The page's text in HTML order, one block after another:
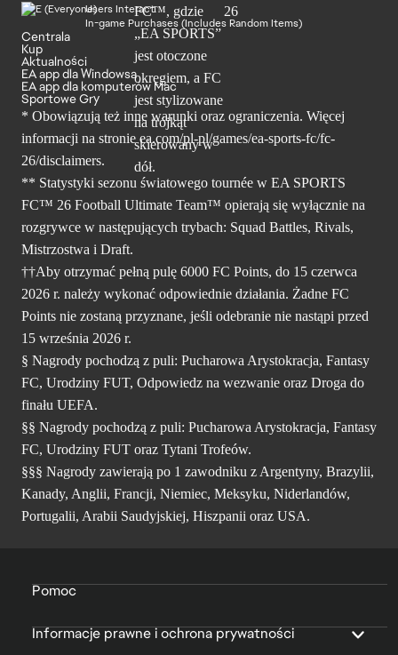
Users Interact
In-game Purchases (Includes Random Items)
Centrala
Kup
Aktualności
EA app dla Windowsa
EA app dla komputerów Mac
Sportowe Gry
* Obowiązują też inne warunki oraz ograniczenia. Więcej
informacji na stronie ea.com/pl-pl/games/ea-sports-fc/fc-
26/disclaimers.
** Statystyki sezonu światowego tournée w EA SPORTS
FC™ 26 Football Ultimate Team™ opierają się wyłącznie na
rozgrywce w następujących trybach: Squad Battles, Rivals,
Mistrzostwa i Draft.
††Aby otrzymać pełną pulę 6000 FC Points, do 15 czerwca
2026 r. należy wykonać odpowiednie działania. Żadne FC
Points nie zostaną przyznane, jeśli odebranie nie nastąpi przed
15 września 2026 r.
§ Nagrody pochodzą z puli: Pucharowa Arystokracja, Fantasy
FC, Urodziny FUT, Odpowiedz na wezwanie oraz Droga do
finału UEFA.
§§ Nagrody pochodzą z puli: Pucharowa Arystokracja, Fantasy
FC, Urodziny FUT oraz Tytani Trofeów.
§§§ Nagrody zawierają po 1 zawodniku z Argentyny, Brazylii,
Kanady, Anglii, Francji, Niemiec, Meksyku, Niderlandów,
Portugalii, Arabii Saudyjskiej, Hiszpanii oraz USA.
Pomoc
Informacje prawne i ochrona prywatności